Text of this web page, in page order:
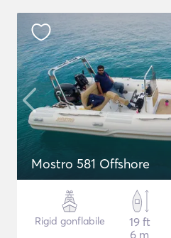
Mostro 581 Offshore
Rigid gonflabile
19 ft
6 m